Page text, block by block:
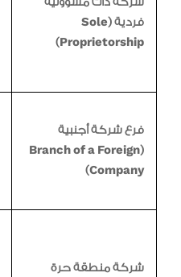
فردية (Sole
Proprietorship)
فرع شركة أجنبية
(Branch of a Foreign
Company)
شركة منطقة حرة